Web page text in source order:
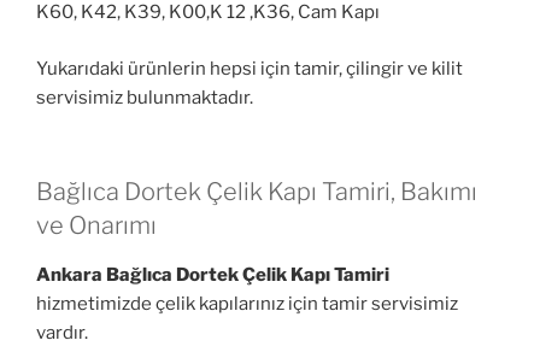
K60, K42, K39, K00,K 12 ,K36, Cam Kapı
Yukarıdaki ürünlerin hepsi için tamir, çilingir ve kilit
servisimiz bulunmaktadır.
Bağlıca Dortek Çelik Kapı Tamiri, Bakımı
ve Onarımı
Ankara Bağlıca Dortek Çelik Kapı Tamiri
hizmetimizde çelik kapılarınız için tamir servisimiz
vardır.